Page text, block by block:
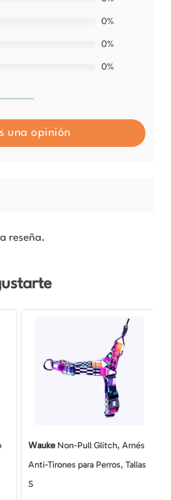
0%
0%
0%
una opinión
reseña.
WaukeNon-Pull Glitch, Arnés
Anti-Tirones para Perros, Tallas
S